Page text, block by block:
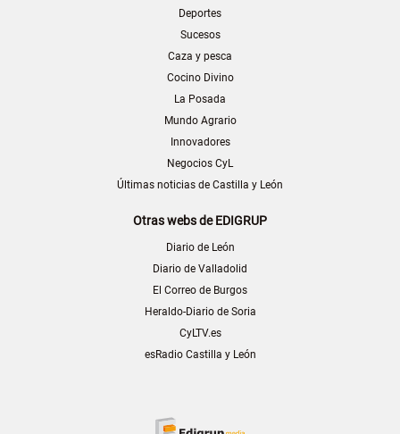
Deportes
Sucesos
Caza y pesca
Cocino Divino
La Posada
Mundo Agrario
Innovadores
Negocios CyL
Últimas noticias de Castilla y León
Otras webs de EDIGRUP
Diario de León
Diario de Valladolid
El Correo de Burgos
Heraldo-Diario de Soria
CyLTV.es
esRadio Castilla y León